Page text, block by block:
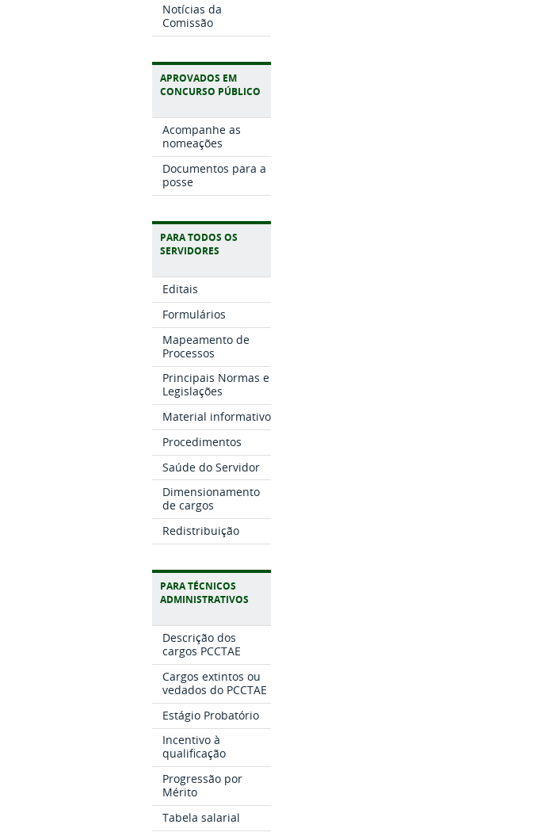
Notícias da
Comissão
APROVADOS EM
CONCURSO PÚBLICO
Acompanhe as
nomeações
Documentos para a
posse
PARA TODOS OS
SERVIDORES
Editais
Formulários
Mapeamento de
Processos
Principais Normas e
Legislações
Material informativo
Procedimentos
Saúde do Servidor
Dimensionamento
de cargos
Redistribuição
PARA TÉCNICOS
ADMINISTRATIVOS
Descrição dos
cargos PCCTAE
Cargos extintos ou
vedados do PCCTAE
Estágio Probatório
Incentivo à
qualificação
Progressão por
Mérito
Tabela salarial